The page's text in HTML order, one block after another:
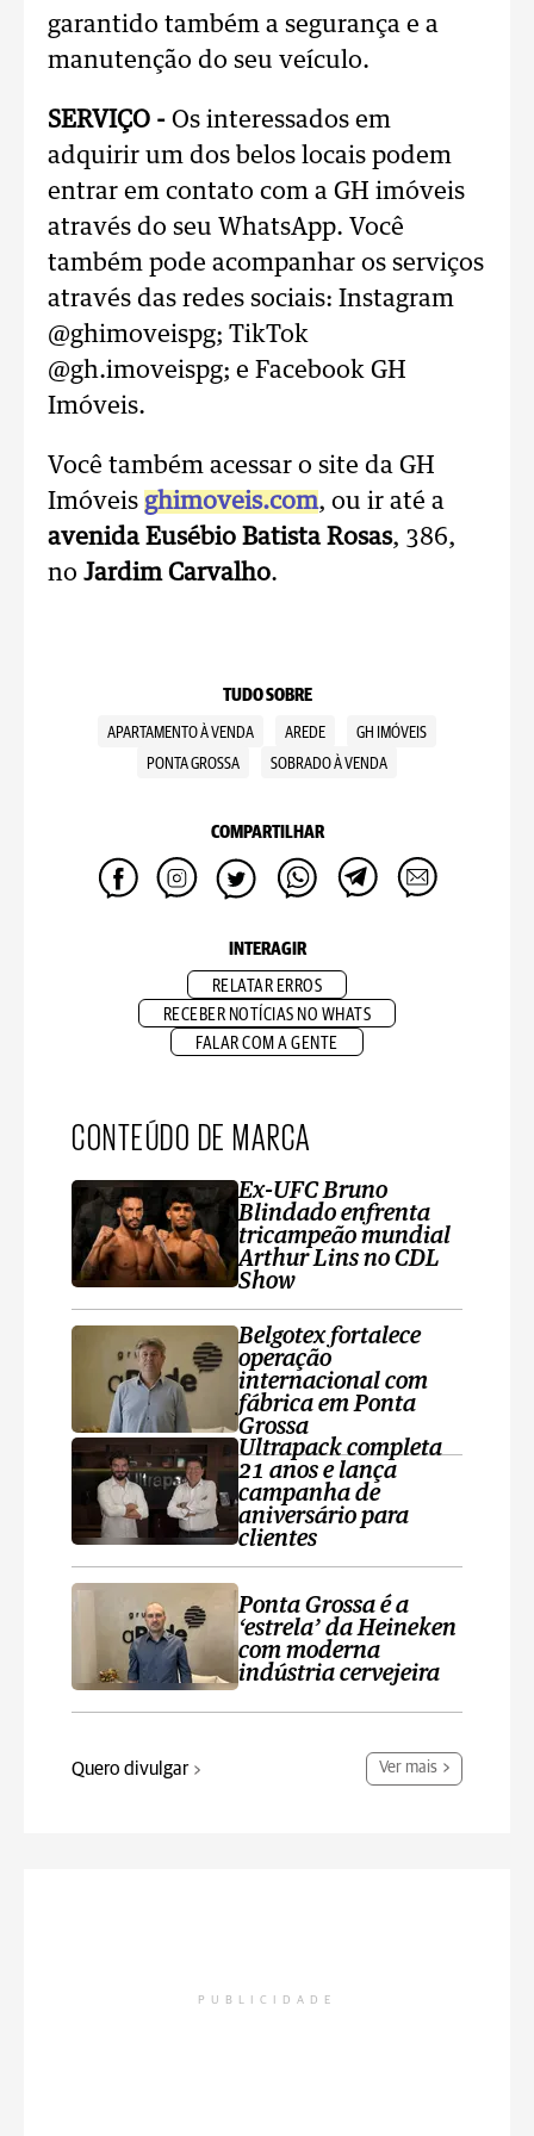
garantido também a segurança e a
manutenção do seu veículo.
SERVIÇO - Os interessados em
adquirir um dos belos locais podem
entrar em contato com a GH imóveis
através do seu WhatsApp. Você
também pode acompanhar os serviços
através das redes sociais: Instagram
@ghimoveispg; TikTok
@gh.imoveispg; e Facebook GH
Imóveis.
Você também acessar o site da GH
Imóveis ghimoveis.com, ou ir até a
avenida Eusébio Batista Rosas, 386,
no Jardim Carvalho.
TUDO SOBRE
APARTAMENTO À VENDA AREDE
GH IMÓVEIS
PONTA GROSSA
SOBRADO À VENDA
COMPARTILHAR
INTERAGIR
RELATAR ERROS
RECEBER NOTÍCIAS NO WHATS
FALAR COM A GENTE
CONTEÚDO DE MARCA
Ex-UFC Bruno
Blindado enfrenta
tricampeão mundial
Arthur Lins no CDL
Show
Belgotex fortalece
operação
internacional com
fábrica em Ponta
Grossa
Ultrapack completa
21 anos e lança
campanha de
aniversário para
clientes
Ponta Grossa é a
‘estrela’ da Heineken
com moderna
indústria cervejeira
Quero divulgar Ver mais
PUBLICIDADE